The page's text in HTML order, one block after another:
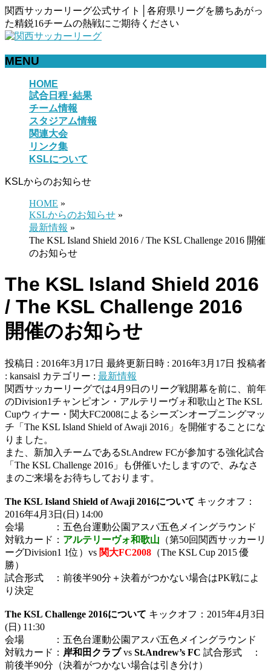
関西サッカーリーグ公式サイト│各府県リーグを勝ちあがっ
た精鋭16チームの熱戦にご期待ください
MENU
HOME
試合日程･結果
チーム情報
スタジアム情報
関連大会
リンク集
KSLについて
KSLからのお知らせ
HOME »
KSLからのお知らせ »
最新情報 »
The KSL Island Shield 2016 / The KSL Challenge 2016 開催
のお知らせ
The KSL Island Shield 2016
/ The KSL Challenge 2016
開催のお知らせ
投稿日 : 2016年3月17日 最終更新日時 : 2016年3月17日 投稿者
: kansaisl カテゴリー : 最新情報
関西サッカーリーグでは4月9日のリーグ戦開幕を前に、前年
のDivision1チャンピオン・アルテリーヴォ和歌山とThe KSL
Cupウィナー・関大FC2008によるシーズンオープニングマッ
チ「The KSL Island Shield of Awaji 2016」を開催することにな
りました。
また、新加入チームであるSt.Andrew FCが参加する強化試合
「The KSL Challenge 2016」も併催いたしますので、みなさ
まのご来場をお待ちしております。
The KSL Island Shield of Awaji 2016について キックオフ：
2016年4月3日(日) 14:00
会場 ：五色台運動公園アスパ五色メイングラウンド
対戦カード： アルテリーヴォ和歌山 （第50回関西サッカーリ
ーグDivision1 1位）vs 関大FC2008 （The KSL Cup 2015 優
勝）
試合形式 ：前後半90分＋決着がつかない場合はPK戦によ
り決定
The KSL Challenge 2016について キックオフ：2015年4月3日
(日) 11:30
会場 ：五色台運動公園アスパ五色メイングラウンド
対戦カード： 岸和田クラブvs St.Andrew’s FC 試合形式 ：
前後半90分（決着がつかない場合は引き分け）